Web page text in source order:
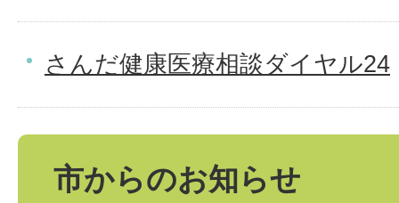
さんだ健康医療相談ダイヤル24
市からのお知らせ